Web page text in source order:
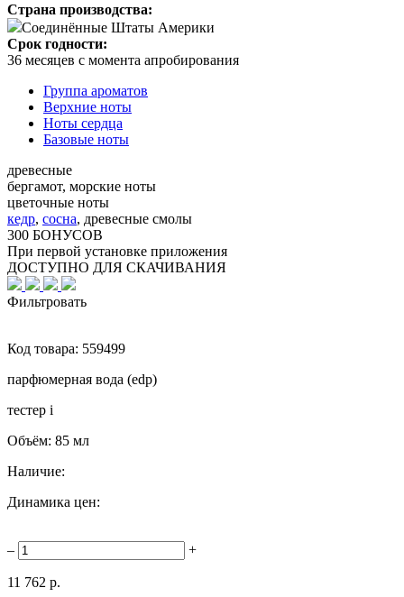
Страна производства:
Соединённые Штаты Америки
Срок годности:
36 месяцев с момента апробирования
Группа ароматов
Верхние ноты
Ноты сердца
Базовые ноты
древесные
бергамот, морские ноты
цветочные ноты
кедр, сосна, древесные смолы
300 БОНУСОВ
При первой установке приложения
ДОСТУПНО ДЛЯ СКАЧИВАНИЯ
Фильтровать
Код товара: 559499
парфюмерная вода (edp)
тестер i
Объём: 85 мл
Наличие:
Динамика цен:
– +
11 762 р.